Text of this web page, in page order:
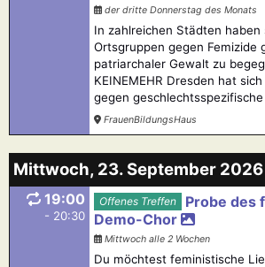
der dritte Donnerstag des Monats
In zahlreichen Städten haben
Ortsgruppen gegen Femizide
patriarchaler Gewalt zu
KEINEMEHR Dresden hat
gegen
FrauenBildungsHaus
Mittwoch, 23. September 2026
19:00
- 20:30
Offenes Treffen
Probe des
Demo-Chor
Mittwoch alle 2 Wochen
Du möchtest feministische